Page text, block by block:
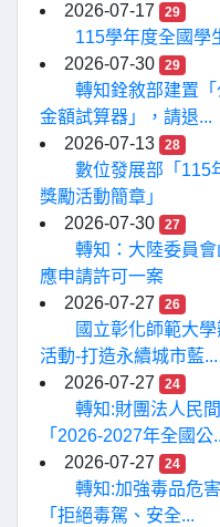
2026-07-17
29
115學年度全國學
2026-07-30
29
轉知銓敘部建置
金額試算器」，請退...
2026-07-13
28
數位發展部「115
獎勵活動簡章」
2026-07-30
27
轉知：大陸委員
應申請許可一案
2026-07-27
26
國立彰化師範大
活動-打造永續城市藍...
2026-07-27
24
轉知:財團法人民
「2026-2027年全國公
2026-07-27
24
轉知:加強毒品危
「拒絕毒駕、安全...